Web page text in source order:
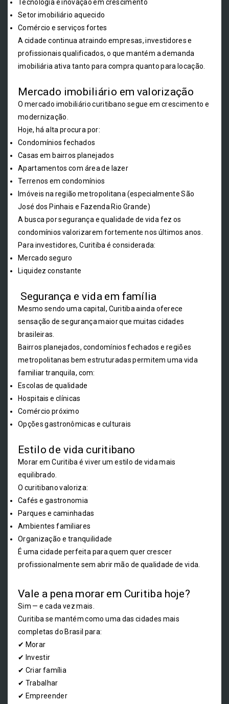
Tecnologia e inovação em crescimento
Setor imobiliário aquecido
Comércio e serviços fortes
A cidade continua atraindo empresas, investidores e
profissionais qualificados, o que mantém a demanda
imobiliária ativa tanto para compra quanto para locação.
Mercado imobiliário em valorização
O mercado imobiliário curitibano segue em crescimento e
modernização.
Hoje, há alta procura por:
Condomínios fechados
Casas em bairros planejados
Apartamentos com área de lazer
Terrenos em condomínios
Imóveis na região metropolitana (especialmente São
José dos Pinhais e Fazenda Rio Grande)
A busca por segurança e qualidade de vida fez os
condomínios valorizarem fortemente nos últimos anos.
Para investidores, Curitiba é considerada:
Mercado seguro
Liquidez constante
Segurança e vida em família
Mesmo sendo uma capital, Curitiba ainda oferece
sensação de segurança maior que muitas cidades
brasileiras.
Bairros planejados, condomínios fechados e regiões
metropolitanas bem estruturadas permitem uma vida
familiar tranquila, com:
Escolas de qualidade
Hospitais e clínicas
Comércio próximo
Opções gastronômicas e culturais
Estilo de vida curitibano
Morar em Curitiba é viver um estilo de vida mais
equilibrado.
O curitibano valoriza:
Cafés e gastronomia
Parques e caminhadas
Ambientes familiares
Organização e tranquilidade
É uma cidade perfeita para quem quer crescer
profissionalmente sem abrir mão de qualidade de vida.
Vale a pena morar em Curitiba hoje?
Sim — e cada vez mais.
Curitiba se mantém como uma das cidades mais
completas do Brasil para:
✔ Morar
✔ Investir
✔ Criar família
✔ Trabalhar
✔ Empreender